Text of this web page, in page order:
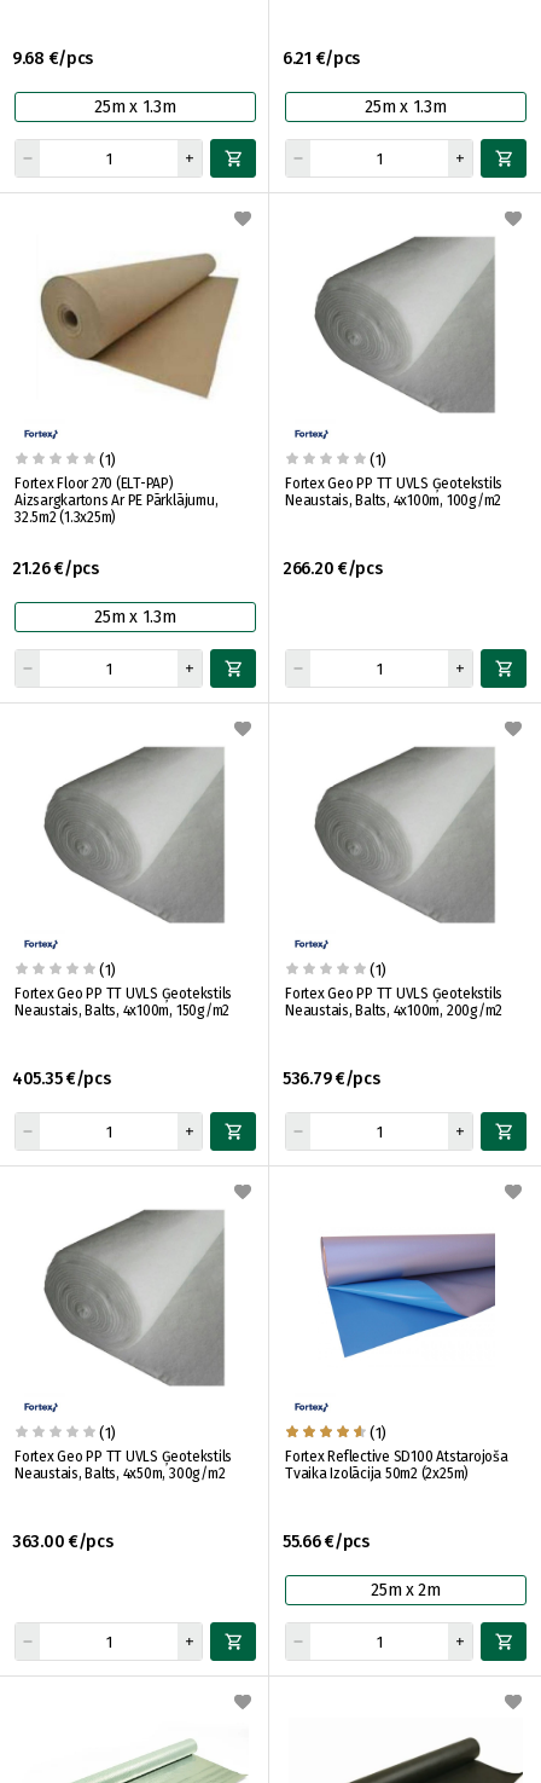
9.68 €/pcs
25m x 1.3m
6.21 €/pcs
25m x 1.3m
(1)
Fortex Floor 270 (ELT-PAP)
Aizsargkartons Ar PE Pārklājumu,
32.5m2 (1.3x25m)
21.26 €/pcs
25m x 1.3m
(1)
Fortex Geo PP TT UVLS Ģeotekstils
Neaustais, Balts, 4x100m, 100g/m2
266.20 €/pcs
(1)
Fortex Geo PP TT UVLS Ģeotekstils
Neaustais, Balts, 4x100m, 150g/m2
405.35 €/pcs
(1)
Fortex Geo PP TT UVLS Ģeotekstils
Neaustais, Balts, 4x100m, 200g/m2
536.79 €/pcs
(1)
Fortex Geo PP TT UVLS Ģeotekstils
Neaustais, Balts, 4x50m, 300g/m2
363.00 €/pcs
(1)
Fortex Reflective SD100 Atstarojoša
Tvaika Izolācija 50m2 (2x25m)
55.66 €/pcs
25m x 2m